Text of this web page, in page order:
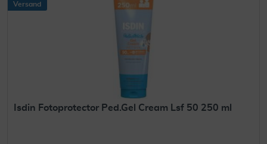
Versand
Isdin Fotoprotector Ped.Gel Cream Lsf 50 250 ml